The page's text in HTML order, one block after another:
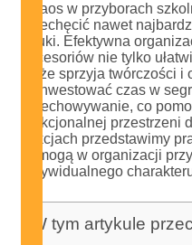
Chaos w przyborach
zniechęcić nawet
nauki. Efektywna
akcesoriów nie tylko
także sprzyja twórczości
zainwestować czas w
przechowywanie, co
funkcjonalnej przestrzeni
sekcjach przedstawimy
pomogą w organizacji
indywidualnego
W tym artykule